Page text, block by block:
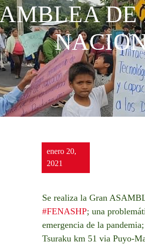
DE
enero 20,
2021
Se realiza la Gran
#FENASHP; una
emergencia de la
Tsuraku km 51 via Puyo-